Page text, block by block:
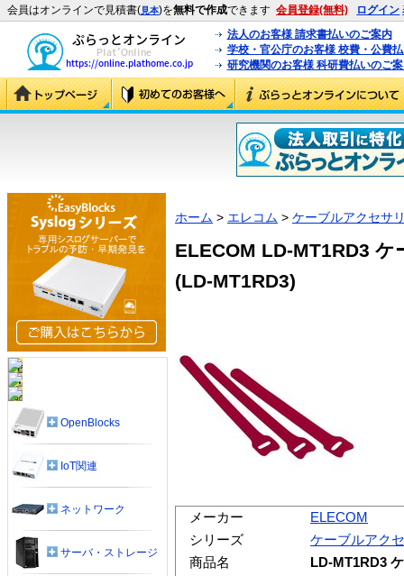
会員はオンラインで見積書(見本)を無料で作成できます 会員登録(無料) ログイン
法人のお客様 請求書払いのご案内
学校・官公庁のお客様 校費・公費
研究機関のお客様 科研費払いのご
ホーム > エレコム > ケーブルアクセサ
ELECOM LD-MT1RD3
(LD-MT1RD3)
メーカー
ELECOM
シリーズ
ケーブルアク
商品名
LD-MT1RD3
OpenBlocks
IoT関連
ネットワーク
サーバ・ストレージ